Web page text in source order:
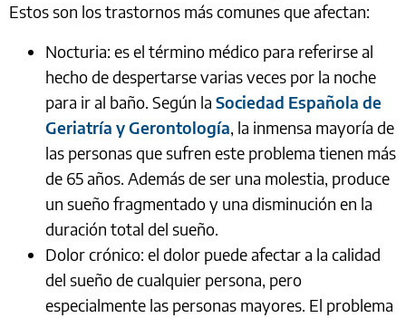
Estos son los trastornos más comunes que afectan:
Nocturia: es el término médico para referirse al
hecho de despertarse varias veces por la noche
para ir al baño. Según la Sociedad Española de
Geriatría y Gerontología, la inmensa mayoría de
las personas que sufren este problema tienen más
de 65 años. Además de ser una molestia, produce
un sueño fragmentado y una disminución en la
duración total del sueño.
Dolor crónico: el dolor puede afectar a la calidad
del sueño de cualquier persona, pero
especialmente las personas mayores. El problema